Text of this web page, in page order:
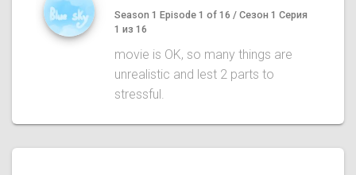
Season 1 Episode 1 of 16 / Сезон 1 Серия
1 из 16
movie is OK, so many things are
unrealistic and lest 2 parts to
stressful.